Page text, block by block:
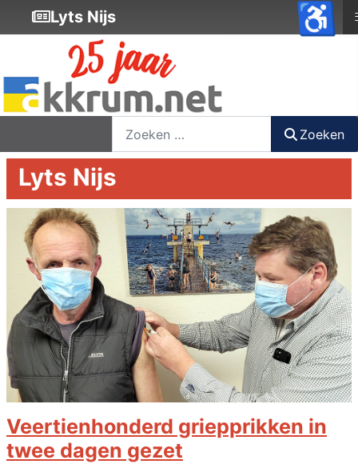
Zoeken
Lyts Nijs
Veertienhonderd griepprikken in
twee dagen gezet
Lyts Nijs ♿